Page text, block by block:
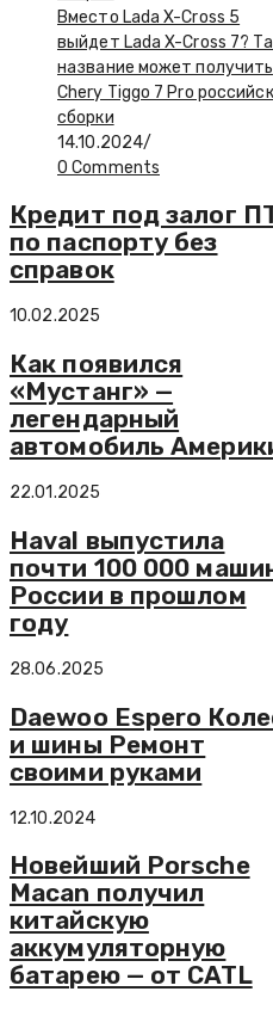
Вместо Lada X-Cross 5
выйдет Lada X-Cross 7?
название может получить
Chery Tiggo 7 Pro
сборки
14.10.2024/
0 Comments
Кредит под залог
по паспорту без
справок
10.02.2025
Как появился
«Мустанг» —
легендарный
автомобиль
22.01.2025
Haval выпустила
почти 100 000
России в прошлом
году
28.06.2025
Daewoo Espero
и шины Ремонт
своими руками
12.10.2024
Новейший Porsche
Macan получил
китайскую
аккумуляторную
батарею — от CATL